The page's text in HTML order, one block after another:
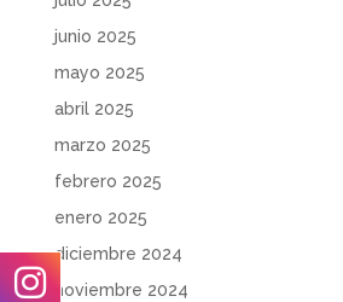
junio 2025
mayo 2025
abril 2025
marzo 2025
febrero 2025
enero 2025
diciembre 2024
noviembre 2024